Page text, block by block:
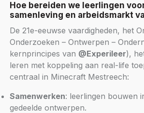
Hoe bereiden we leerlingen
samenleving en arbeidsmarkt
De 21e-eeuwse vaardigheden, het
Onderzoeken – Ontwerpen –
kernprincipes van @Experileer),
leren met koppeling aan real-life
centraal in Minecraft Mestreech:
Samenwerken: leerlingen bouwen
gedeelde ontwerpen.